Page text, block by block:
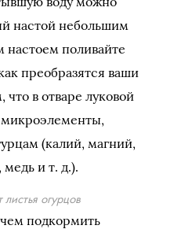
настой небольшим
настоем поливайте
преобразятся ваши
что в отваре луковой
(калий, магний,
и т. д.).
огурцов
подкормить